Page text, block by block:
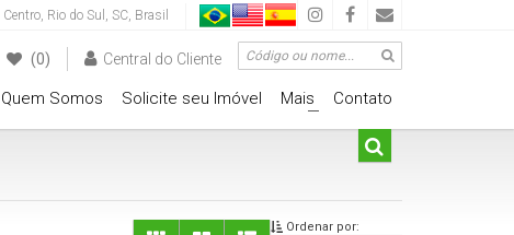
Centro, Rio do Sul , SC, Brasil
Central do Cliente
(0)
Contato
+
Mais
Solicite seu Imóvel
Quem Somos
Ordenar por: